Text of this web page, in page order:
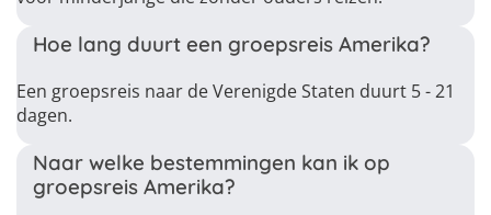
Hoe lang duurt een groepsreis Amerika?
Een groepsreis naar de Verenigde Staten duurt 5 - 21
dagen.
Naar welke bestemmingen kan ik op
groepsreis Amerika?